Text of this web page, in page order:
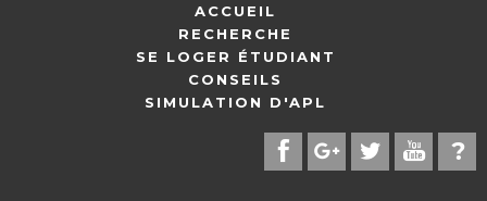
ACCUEIL
RECHERCHE
SE LOGER ÉTUDIANT
CONSEILS
SIMULATION D'APL